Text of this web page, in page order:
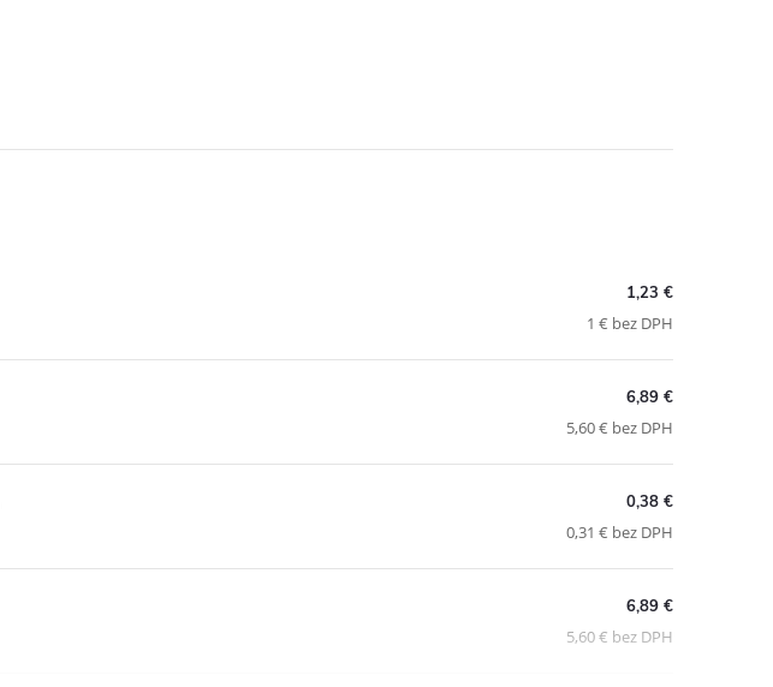
1,23 €
1 € bez DPH
6,89 €
5,60 € bez DPH
0,38 €
0,31 € bez DPH
6,89 €
5,60 € bez DPH